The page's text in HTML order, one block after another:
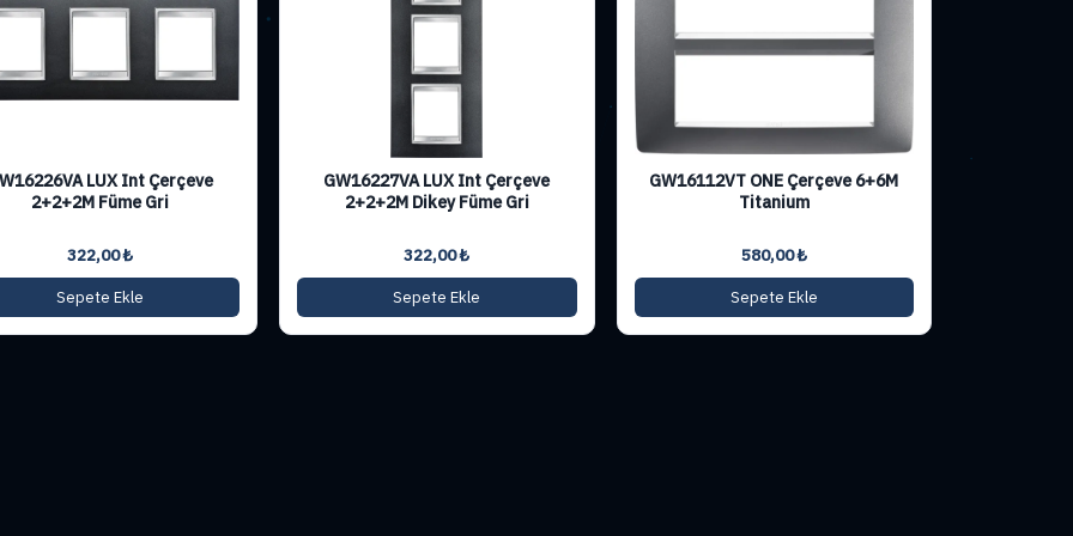
LUX Int Çerçeve
2+2+2M Füme Gri
322,00₺
Sepete Ekle
GW16227VA LUX Int Çerçeve
2+2+2M Dikey Füme Gri
322,00₺
Sepete Ekle
GW16112VT ONE Çerçeve 6+6M
Titanium
580,00₺
Sepete Ekle